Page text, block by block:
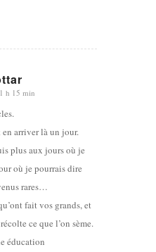
h 15 min
en arriver là un jour.
plus aux jours où je
où je pourrais dire
rares…
fait vos grands, et
ce que l’on sème.
éducation